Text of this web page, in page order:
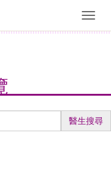
醫生搜尋